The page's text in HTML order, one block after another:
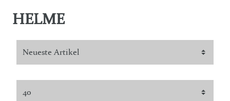
HELME